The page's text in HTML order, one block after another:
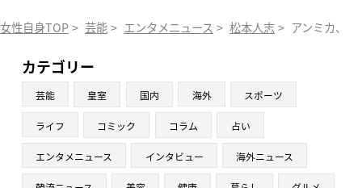
女性自身TOP > 芸能 > エンタメニュース > 松本人志 > アンミカ、
カテゴリー
芸能 皇室 国内 海外 スポーツ
ライフ コミック コラム 占い
エンタメニュース インタビュー 海外ニュース